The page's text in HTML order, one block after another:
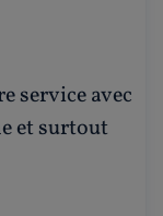
service avec
et surtout